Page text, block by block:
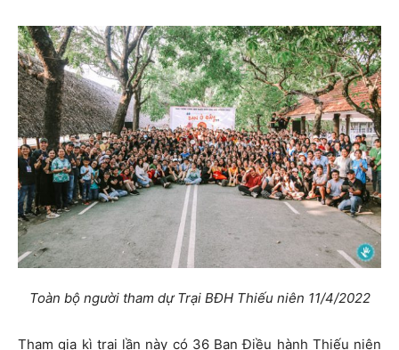
Toàn bộ người tham dự Trại BĐH Thiếu niên 11/4/2022
Tham gia kì trại lần này có 36 Ban Điều hành Thiếu niên